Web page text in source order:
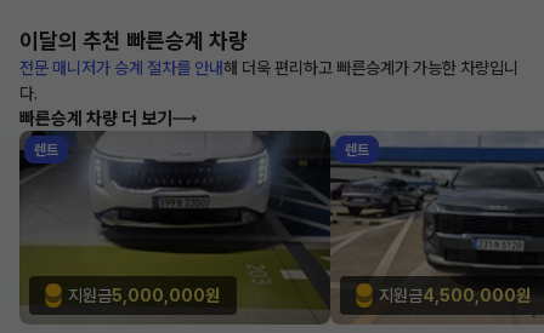
이달의 추천 빠른승계 차량
전문 매니저가 승계 절차를 안내해 더욱 편리하고 빠른승계가 가능한 차량입니
다.
빠른승계 차량 더 보기
렌트
지원금5,000,000원
렌트
지원금4,500,000원